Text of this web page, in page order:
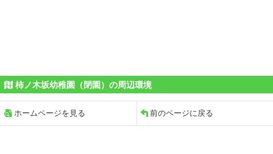
柿ノ木坂幼稚園（閉園）の周辺環境
ホームページを見る 前のページに戻る